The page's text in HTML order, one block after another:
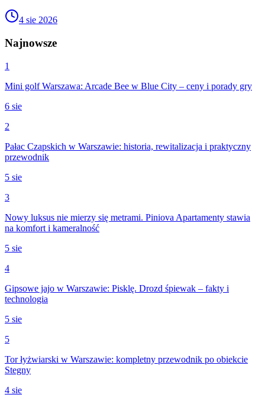
4 sie 2026
Najnowsze
1
Mini golf Warszawa: Arcade Bee w Blue City – ceny i porady gry
6 sie
2
Pałac Czapskich w Warszawie: historia, rewitalizacja i praktyczny
przewodnik
5 sie
3
Nowy luksus nie mierzy się metrami. Piniova Apartamenty stawia
na komfort i kameralność
5 sie
4
Gipsowe jajo w Warszawie: Pisklę. Drozd śpiewak – fakty i
technologia
5 sie
5
Tor łyżwiarski w Warszawie: kompletny przewodnik po obiekcie
Stegny
4 sie